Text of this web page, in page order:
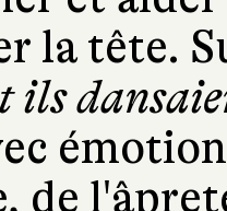
la tête.
ils
de